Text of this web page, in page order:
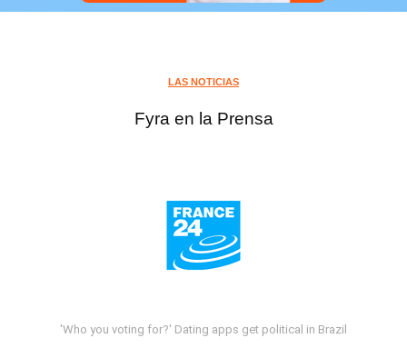
LAS NOTICIAS
Fyra en la Prensa
'Who you voting for?' Dating apps get political in Brazil